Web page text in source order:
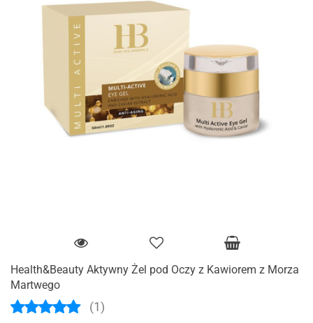
Health&Beauty Aktywny Żel pod Oczy z Kawiorem z Morza
Martwego
(1)